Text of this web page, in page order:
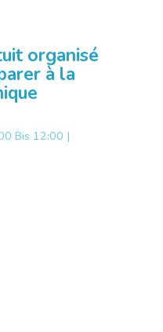
organisé
à la
Bis 12:00 |